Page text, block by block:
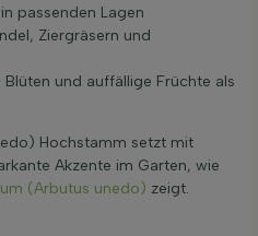
passenden Lagen
Ziergräsern und
und auffällige Früchte als
Hochstamm setzt mit
Akzente im Garten, wie
(Arbutus unedo) zeigt.